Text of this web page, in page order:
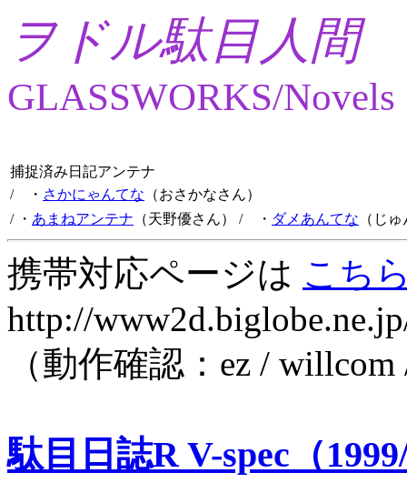
ヲドル駄目人間
GLASSWORKS/Novels
捕捉済み日記アンテナ
/ ・ さかにゃんてな （おさかなさん）
/ ・ あまねアンテナ （天野優さん） / ・ ダメあんてな （じ
携帯対応ページは こち
http://
（動作確認：ez /
駄目日誌R V-spec（